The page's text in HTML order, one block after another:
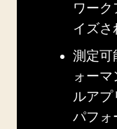
ワーク
イズさ
測定可
ォー
ルアプ
パフォ